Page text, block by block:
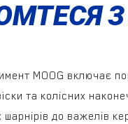
MOOG включає
та колісних
шарнірів до важелів